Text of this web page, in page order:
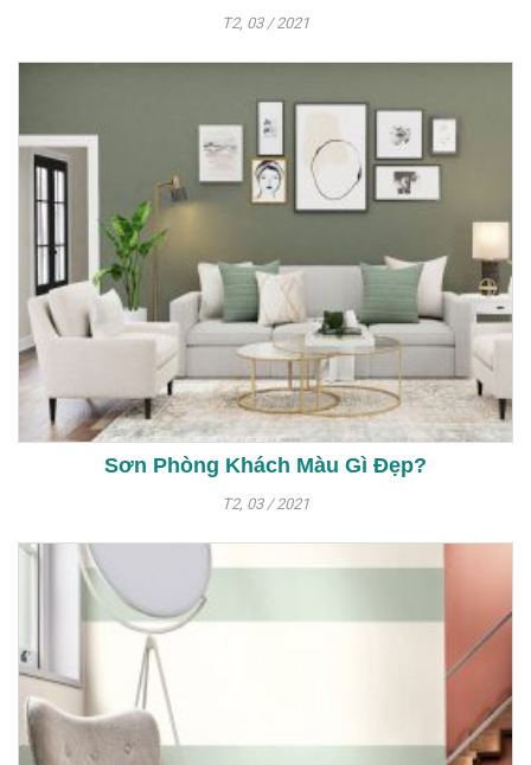
T2, 03 / 2021
Sơn Phòng Khách Màu Gì Đẹp?
T2, 03 / 2021